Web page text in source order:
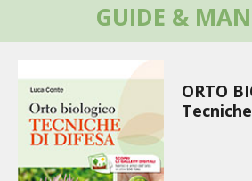
GIARDINO
FRUTTETO
VIGNETO
GUIDE &
ORTO